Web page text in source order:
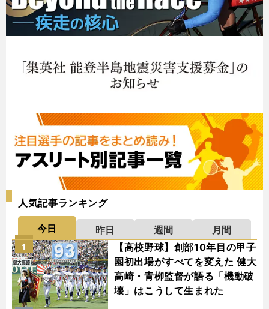
人気記事ランキング
今日 昨日 週間
月間
【高校野球】創部10年目の甲子
園初出場がすべてを変えた 健大
高崎・青栁監督が語る「機動破
壊」はこうして生まれた
1